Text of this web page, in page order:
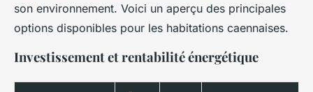
son environnement. Voici un aperçu des principales
options disponibles pour les habitations caennaises.
Investissement et rentabilité énergétique